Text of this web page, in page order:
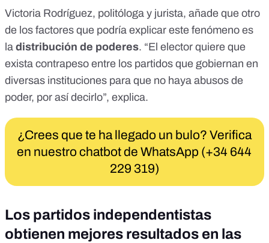
Victoria Rodríguez, politóloga y jurista, añade que otro
de los factores que podría explicar este fenómeno es
la distribución de poderes. “El elector quiere que
exista contrapeso entre los partidos que gobiernan en
diversas instituciones para que no haya abusos de
poder, por así decirlo”, explica.
¿Crees que te ha llegado un bulo? Verifica
en nuestro chatbot de WhatsApp (+34 644
229 319)
Los partidos independentistas
obtienen mejores resultados en las